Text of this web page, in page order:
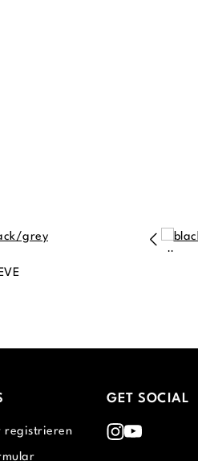
registrieren
GET SOCIAL
Instagram
Youtube